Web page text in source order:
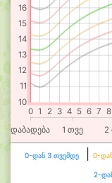
0 1 2 3 4 5 6 7 8
დაბადება
1 თვე 2
10
11
12
13
14
15
16
0-დან 3 თვემდე 0-
2-